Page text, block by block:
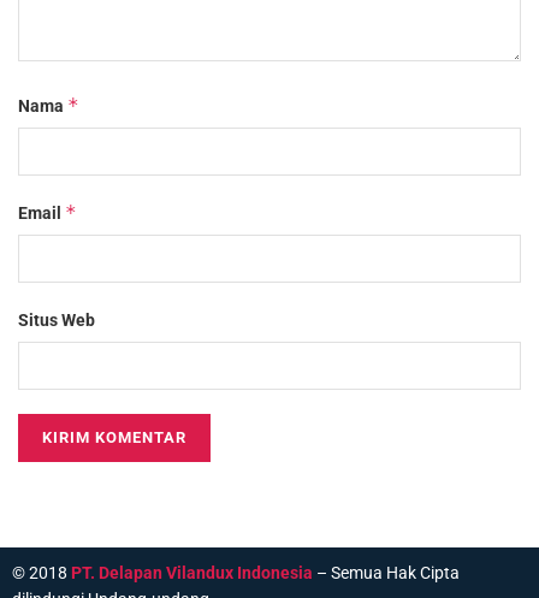
Nama *
Email *
Situs Web
© 2018 PT. Delapan Vilandux Indonesia – Semua Hak Cipta